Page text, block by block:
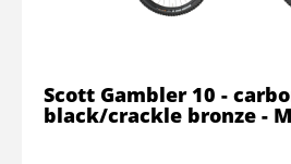
Scott Gambler 10 -
black/crackle bronze - M